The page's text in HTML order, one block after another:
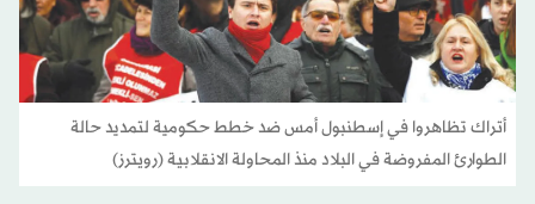
أتراك تظاهروا في إسطنبول أمس ضد خطط حكومية لتمديد حالة
الطوارئ المفروضة في البلاد منذ المحاولة الانقلابية (رويترز)